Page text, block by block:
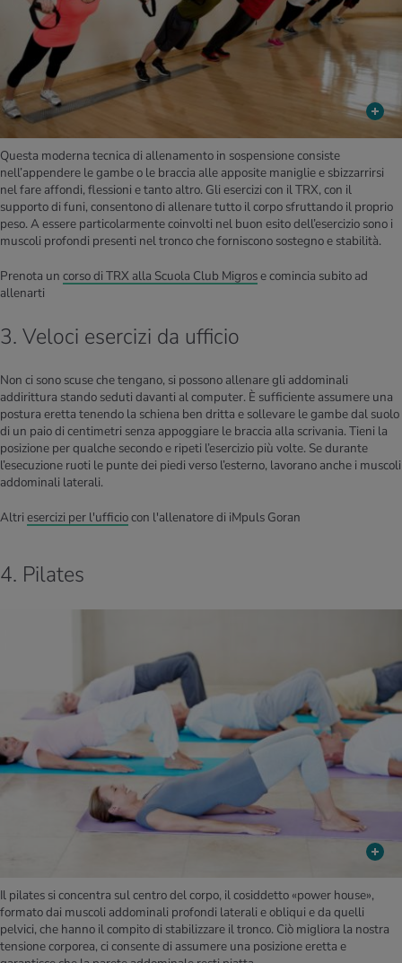
Questa moderna tecnica di allenamento in sospensione consiste
nell’appendere le gambe o le braccia alle apposite maniglie e sbizzarrirsi
nel fare affondi, flessioni e tanto altro. Gli esercizi con il TRX, con il
supporto di funi, consentono di allenare tutto il corpo sfruttando il proprio
peso. A essere particolarmente coinvolti nel buon esito dell’esercizio sono i
muscoli profondi presenti nel tronco che forniscono sostegno e stabilità.
Prenota un corso di TRX alla Scuola Club Migrose comincia subito ad
allenarti
3. Veloci esercizi da ufficio
Non ci sono scuse che tengano, si possono allenare gli addominali
addirittura stando seduti davanti al computer. È sufficiente assumere una
postura eretta tenendo la schiena ben dritta e sollevare le gambe dal suolo
di un paio di centimetri senza appoggiare le braccia alla scrivania. Tieni la
posizione per qualche secondo e ripeti l’esercizio più volte. Se durante
l’esecuzione ruoti le punte dei piedi verso l’esterno, lavorano anche i muscoli
addominali laterali.
Altri esercizi per l'ufficiocon l'allenatore di iMpuls Goran
4. Pilates
Il pilates si concentra sul centro del corpo, il cosiddetto «power house»,
formato dai muscoli addominali profondi laterali e obliqui e da quelli
pelvici, che hanno il compito di stabilizzare il tronco. Ciò migliora la nostra
tensione corporea, ci consente di assumere una posizione eretta e